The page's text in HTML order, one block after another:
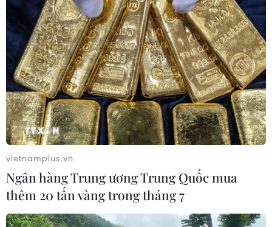
vietnamplus.vn
Ngân hàng Trung ương Trung Quốc mua
thêm 20 tấn vàng trong tháng 7